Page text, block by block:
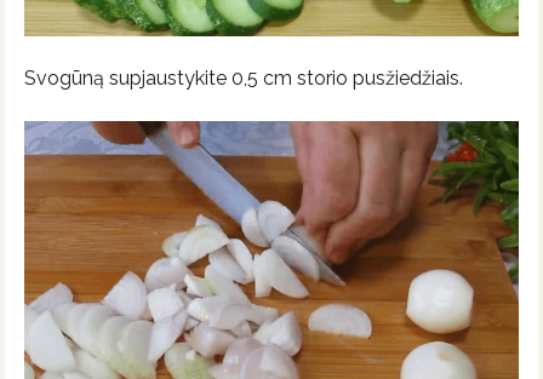
Svogūną supjaustykite 0,5 cm storio pusžiedžiais.